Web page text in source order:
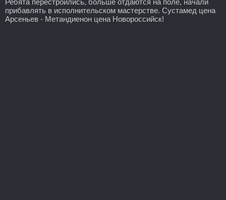
прибавлять в исполнительском мастерстве. Сустамед цена
Арсеньев - Метандиенон цена Новороссийск!